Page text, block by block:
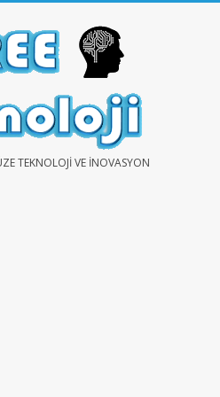
TEKNOLOJI VE İNOVASYON